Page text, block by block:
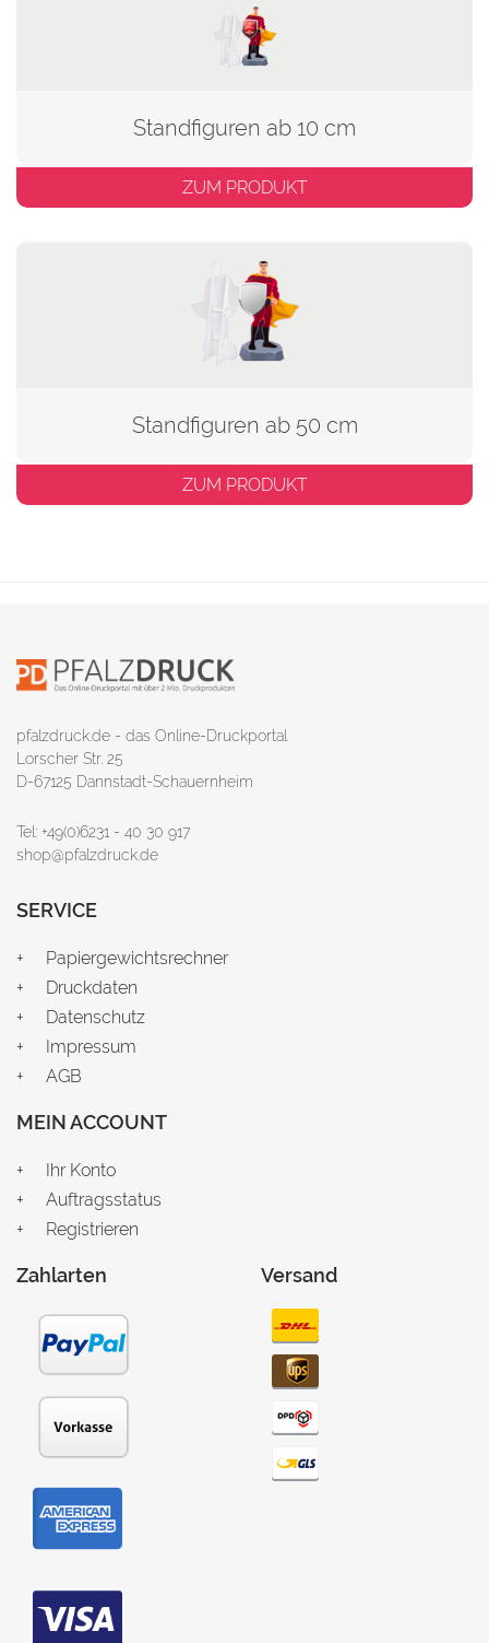
Standfiguren ab 10 cm
ZUM PRODUKT
Standfiguren ab 50 cm
ZUM PRODUKT
pfalzdruck.de - das Online-Druckportal
Lorscher Str. 25
D-67125 Dannstadt-Schauernheim
Tel: +49(0)6231 - 40 30 917
shop@pfalzdruck.de
SERVICE
Papiergewichtsrechner
Druckdaten
Datenschutz
Impressum
AGB
MEIN ACCOUNT
Ihr Konto
Auftragsstatus
Registrieren
Zahlarten Versand